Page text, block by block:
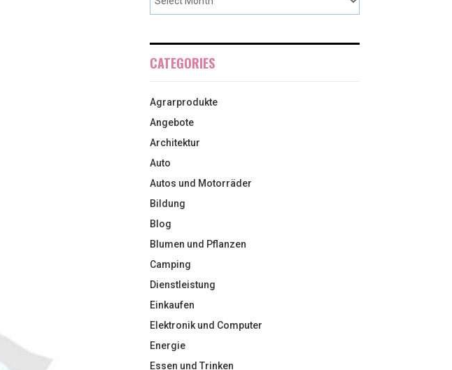
CATEGORIES
Agrarprodukte
Angebote
Architektur
Auto
Autos und Motorräder
Bildung
Blog
Blumen und Pflanzen
Camping
Dienstleistung
Einkaufen
Elektronik und Computer
Energie
Essen und Trinken